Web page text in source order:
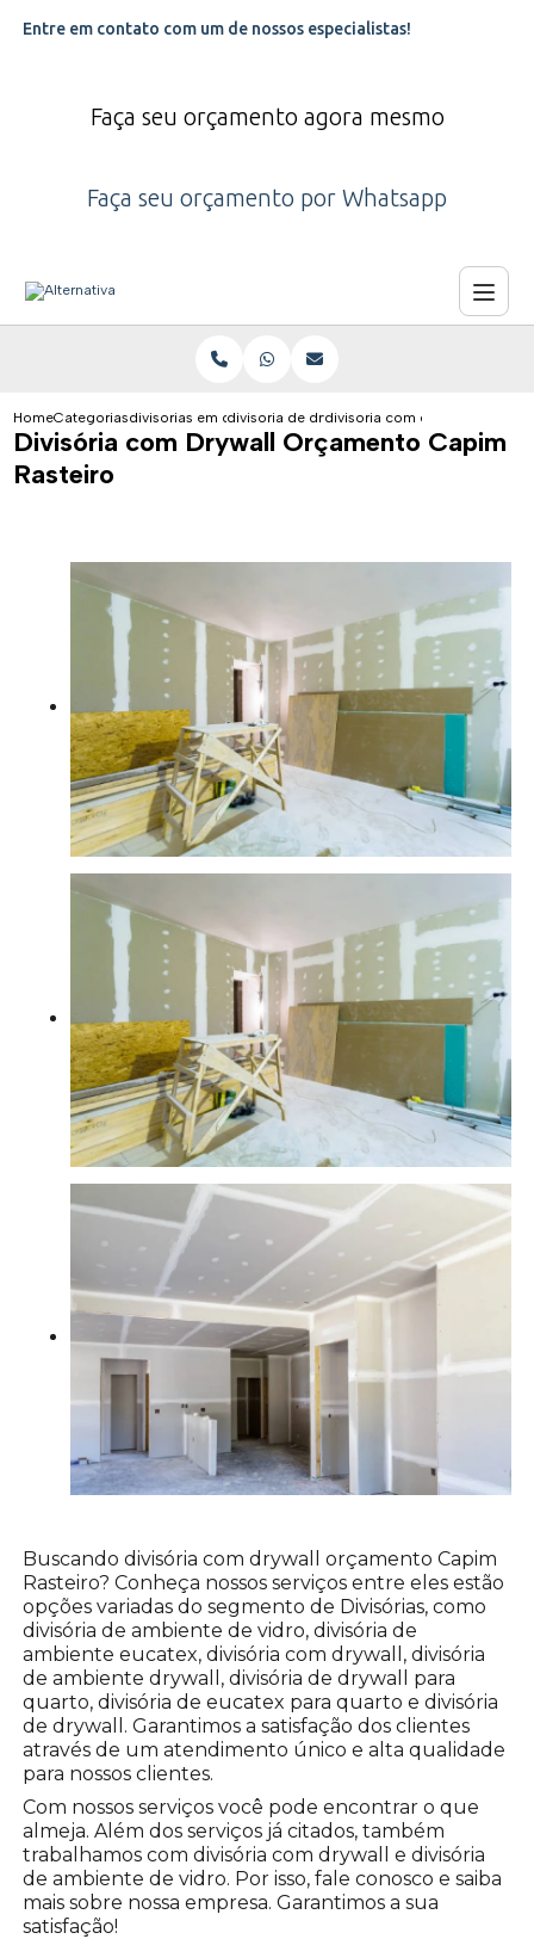
Entre em contato com um de nossos especialistas!
Faça seu orçamento agora mesmo
Faça seu orçamento por Whatsapp
HomeCategoriasdivisorias em drywalldivisoria de drywall para quarto
divisoria com drywall
Divisória com Drywall Orçamento Capim
Rasteiro
Buscando divisória com drywall orçamento Capim
Rasteiro? Conheça nossos serviços entre eles estão
opções variadas do segmento de Divisórias, como
divisória de ambiente de vidro, divisória de
ambiente eucatex, divisória com drywall, divisória
de ambiente drywall, divisória de drywall para
quarto, divisória de eucatex para quarto e divisória
de drywall. Garantimos a satisfação dos clientes
através de um atendimento único e alta qualidade
para nossos clientes.
Com nossos serviços você pode encontrar o que
almeja. Além dos serviços já citados, também
trabalhamos com divisória com drywall e divisória
de ambiente de vidro. Por isso, fale conosco e saiba
mais sobre nossa empresa. Garantimos a sua
satisfação!